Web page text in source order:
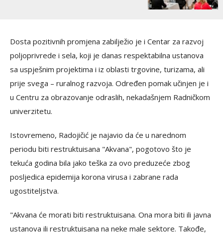
Dosta pozitivnih promjena zabilježio je i Centar za razvoj
poljoprivrede i sela, koji je danas respektabilna ustanova
sa uspješnim projektima i iz oblasti trgovine, turizama, ali
prije svega – ruralnog razvoja. Određen pomak učinjen je i
u Centru za obrazovanje odraslih, nekadašnjem Radničkom
univerzitetu.
Istovremeno, Radojičić je najavio da će u narednom
periodu biti restruktuisana "Akvana", pogotovo što je
tekuća godina bila jako teška za ovo preduzeće zbog
posljedica epidemija korona virusa i zabrane rada
ugostiteljstva.
"Akvana će morati biti restruktuisana. Ona mora biti ili javna
ustanova ili restruktuisana na neke male sektore. Takođe,